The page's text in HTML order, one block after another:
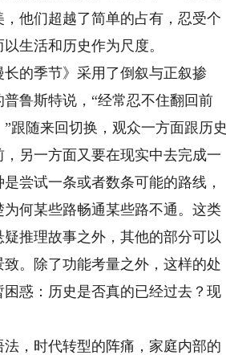
他们超越了简单的占有，忍受个
生活和历史作为尺度。
的季节》采用了倒叙与正叙掺
鲁斯特说，“经常忍不住翻回前
跟随来回切换，观众一方面跟历史
另一方面又要在现实中去完成一
尝试一条或者数条可能的路线，
何某些路畅通某些路不通。这类
推理故事之外，其他的部分可以
。除了功能考量之外，这样的处
惑：历史是否真的已经过去？现
，时代转型的阵痛，家庭内部的